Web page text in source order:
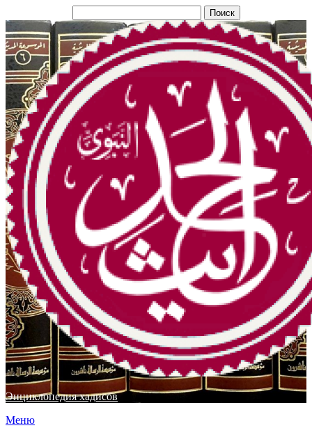
Энциклопедия хадисов
Перейти
Меню